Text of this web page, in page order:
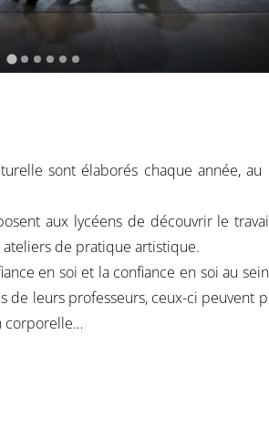
sont élaborés chaque année,
aux lycéens de découvrir le
de pratique artistique.
en soi et la confiance en soi au
de leurs professeurs, ceux-ci peuvent
corporelle…